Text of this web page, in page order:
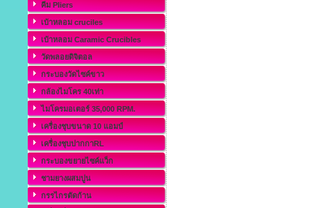
คีม Pliers
เบ้าหลอม cruciles
เบ้าหลอม Caramic Crucibles
วัดพลอยดิจิตอล
กระบองวัดไซค์ขาว
กล้องไมโคร 40เท่า
ไมโครมอเตอร์ 35,000 RPM.
เครื่องชุบขนาด 10 แอมป์
เครื่องชุบปากกาRL
กระบองขยายไซค์แว็ก
ชามยางผสมปูน
กรรไกรตัดก้าน